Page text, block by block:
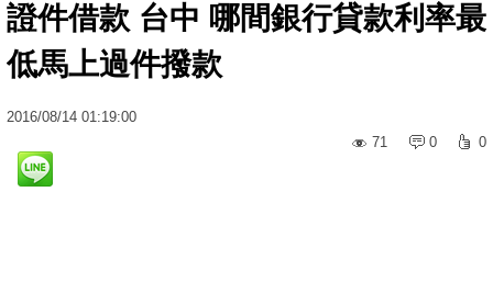
證件借款 台中 哪間銀行貸款利率最
低馬上過件撥款
2016/08/14 01:19:00
71
0 0